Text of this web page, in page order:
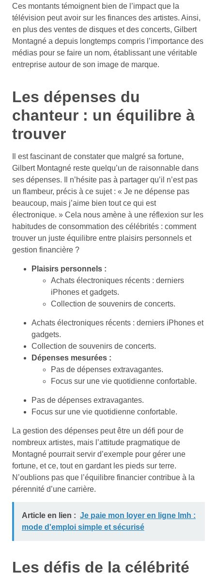
Ces montants témoignent bien de l’impact que la
télévision peut avoir sur les finances des artistes. Ainsi,
en plus des ventes de disques et des concerts, Gilbert
Montagné a depuis longtemps compris l’importance des
médias pour se faire un nom, établissant une véritable
entreprise autour de son image de marque.
Les dépenses du
chanteur : un équilibre à
trouver
Il est fascinant de constater que malgré sa fortune,
Gilbert Montagné reste quelqu’un de raisonnable dans
ses dépenses. Il n’hésite pas à partager qu’il n’est pas
un flambeur, précis à ce sujet : « Je ne dépense pas
beaucoup, mais j’aime bien tout ce qui est
électronique. » Cela nous amène à une réflexion sur les
habitudes de consommation des célébrités : comment
trouver un juste équilibre entre plaisirs personnels et
gestion financière ?
Plaisirs personnels :
Achats électroniques récents : derniers
iPhones et gadgets.
Collection de souvenirs de concerts.
Achats électroniques récents : derniers iPhones et
gadgets.
Collection de souvenirs de concerts.
Dépenses mesurées :
Pas de dépenses extravagantes.
Focus sur une vie quotidienne confortable.
Pas de dépenses extravagantes.
Focus sur une vie quotidienne confortable.
La gestion des dépenses peut être un défi pour de
nombreux artistes, mais l’attitude pragmatique de
Montagné pourrait servir d’exemple pour gérer une
fortune, et ce, tout en gardant les pieds sur terre.
N’oublions pas que l’équilibre financier contribue à la
pérennité d’une carrière.
Article en lien : Je paie mon loyer en ligne lmh :
mode d'emploi simple et sécurisé
Les défis de la célébrité